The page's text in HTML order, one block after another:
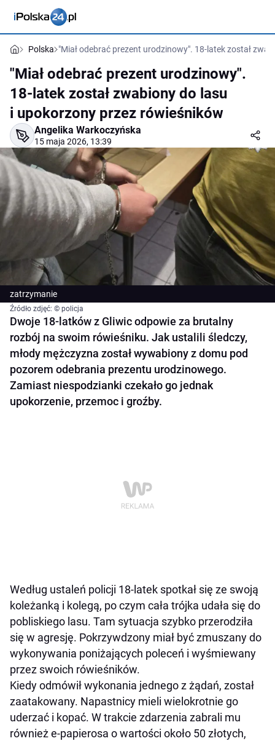
Polska "Miał odebrać prezent urodzinowy". 18-latek został
"Miał odebrać prezent urodzinowy".
18-latek został zwabiony do lasu
i upokorzony przez rówieśników
Angelika Warkoczyńska
15 maja 2026, 13:39
zatrzymanie
Źródło zdjęć: © policja
Dwoje 18-latków z Gliwic odpowie za brutalny
rozbój na swoim rówieśniku. Jak ustalili śledczy,
młody mężczyzna został wywabiony z domu pod
pozorem odebrania prezentu urodzinowego.
Zamiast niespodzianki czekało go jednak
upokorzenie, przemoc i groźby.
Według ustaleń policji 18-latek spotkał się ze swoją
koleżanką i kolegą, po czym cała trójka udała się do
pobliskiego lasu. Tam sytuacja szybko przerodziła
się w agresję. Pokrzywdzony miał być zmuszany do
wykonywania poniżających poleceń i wyśmiewany
przez swoich rówieśników.
Kiedy odmówił wykonania jednego z żądań, został
zaatakowany. Napastnicy mieli wielokrotnie go
uderzać i kopać. W trakcie zdarzenia zabrali mu
również e-papierosa o wartości około 50 złotych,